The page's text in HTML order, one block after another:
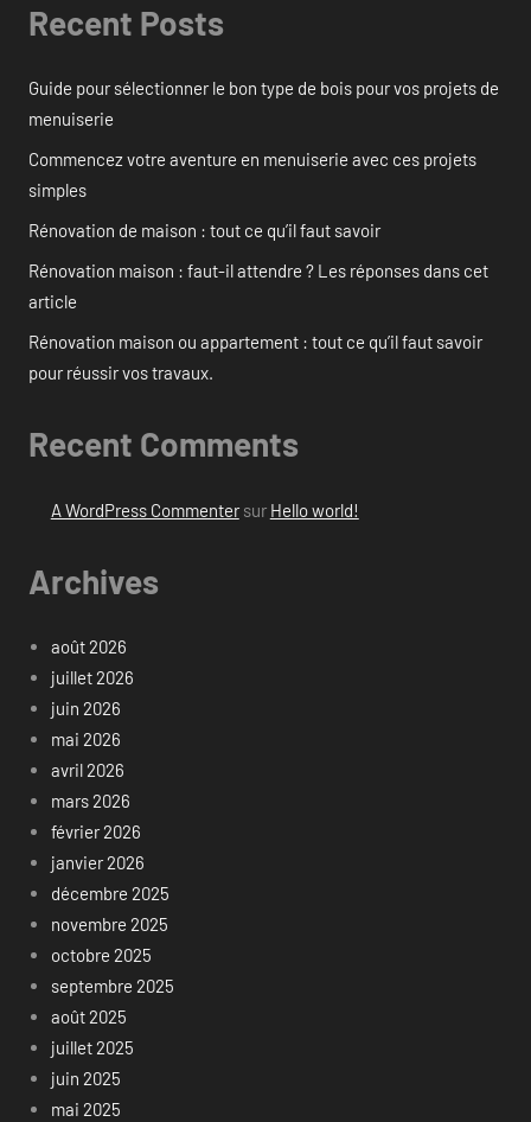
Recent Posts
Guide pour sélectionner le bon type de bois pour vos projets de
menuiserie
Commencez votre aventure en menuiserie avec ces projets
simples
Rénovation de maison : tout ce qu’il faut savoir
Rénovation maison : faut-il attendre ? Les réponses dans cet
article
Rénovation maison ou appartement : tout ce qu’il faut savoir
pour réussir vos travaux.
Recent Comments
A WordPress Commentersur Hello world!
Archives
août 2026
juillet 2026
juin 2026
mai 2026
avril 2026
mars 2026
février 2026
janvier 2026
décembre 2025
novembre 2025
octobre 2025
septembre 2025
août 2025
juillet 2025
juin 2025
mai 2025